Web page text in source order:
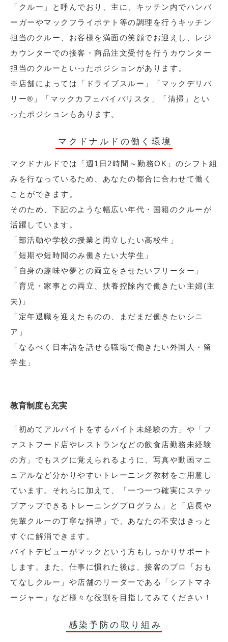
「クルー」と呼んでおり、主に、キッチン内でハンバ
ーガーやマックフライポテト等の調理を行うキッチン
担当のクルー、お客様を満面の笑顔でお迎えし、レジ
カウンターでの接客・商品注文受付を行うカウンター
担当のクルーといったポジションがあります。
※店舗によっては「ドライブスルー」「マックデリバ
リー®︎」「マックカフェバイバリスタ」「清掃」とい
ったポジションもあります。
マクドナルドの働く環境
マクドナルドでは「週1日2時間～勤務OK」のシフト組
みを行なっているため、あなたの都合に合わせて働く
ことができます。
そのため、下記のような幅広い年代・国籍のクルーが
活躍しています。
「部活動や学校の授業と両立したい高校生」
「短期や短時間のみ働きたい大学生」
「自身の趣味や夢との両立をさせたいフリーター」
「育児・家事との両立、扶養控除内で働きたい主婦(主
夫)」
「定年退職を迎えたものの、まだまだ働きたいシニ
ア」
「なるべく日本語を話せる職場で働きたい外国人・留
学生」
教育制度も充実
「初めてアルバイトをするバイト未経験の方」や「フ
ァストフード店やレストランなどの飲食店勤務未経験
の方」でもスグに覚えられるように、写真や動画マニ
ュアルなど分かりやすいトレーニング教材をご用意し
ています。それらに加えて、「一つ一つ確実にステッ
プアップできるトレーニングプログラム」と「店長や
先輩クルーの丁寧な指導」で、あなたの不安はきっと
すぐに解消できます。
バイトデビューがマックという方もしっかりサポート
します。また、仕事に慣れた後は、接客のプロ「おも
てなしクルー」や店舗のリーダーである「シフトマネ
ージャー」など様々な役割を目指してみてください！
感染予防の取り組み